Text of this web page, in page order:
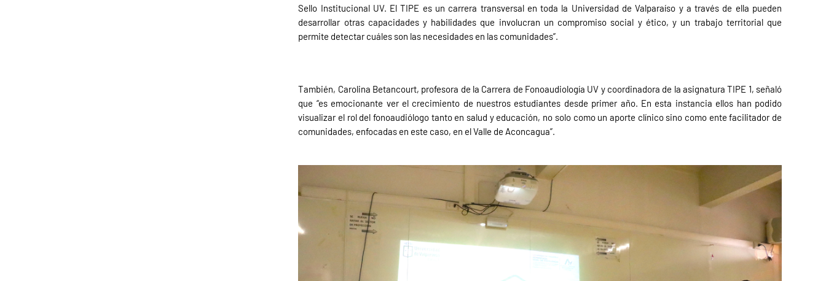
Sello Institucional UV. El TIPE es un carrera transversal en toda la Universidad de Valparaíso y a través de ella pueden
desarrollar otras capacidades y habilidades que involucran un compromiso social y ético, y un trabajo territorial que
permite detectar cuáles son las necesidades en las comunidades”.
También, Carolina Betancourt, profesora de la Carrera de Fonoaudiología UV y coordinadora de la asignatura TIPE 1, señaló
que “es emocionante ver el crecimiento de nuestros estudiantes desde primer año. En esta instancia ellos han podido
visualizar el rol del fonoaudiólogo tanto en salud y educación, no solo como un aporte clínico sino como ente facilitador de
comunidades, enfocadas en este caso, en el Valle de Aconcagua”.